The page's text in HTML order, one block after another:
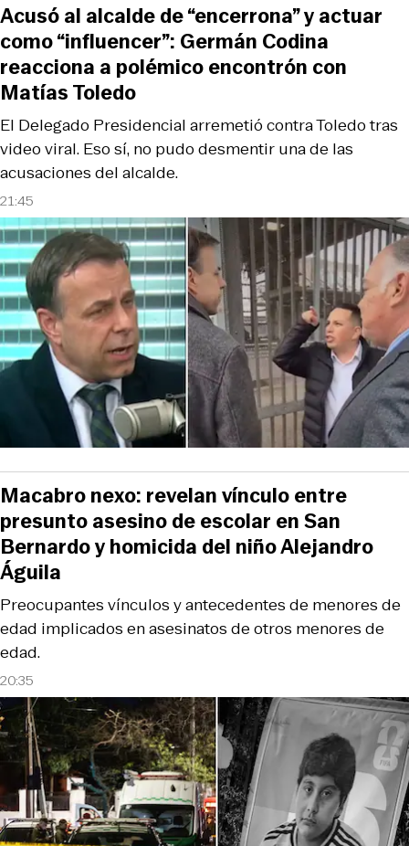
21:45
El Delegado Presidencial arremetió contra Toledo tras
video viral. Eso sí, no pudo desmentir una de las
acusaciones del alcalde.
Acusó al alcalde de “encerrona” y actuar
como “influencer”: Germán Codina
reacciona a polémico encontrón con
Matías Toledo
20:35
Preocupantes vínculos y antecedentes de menores de
edad implicados en asesinatos de otros menores de
edad.
Macabro nexo: revelan vínculo entre
presunto asesino de escolar en San
Bernardo y homicida del niño Alejandro
Águila